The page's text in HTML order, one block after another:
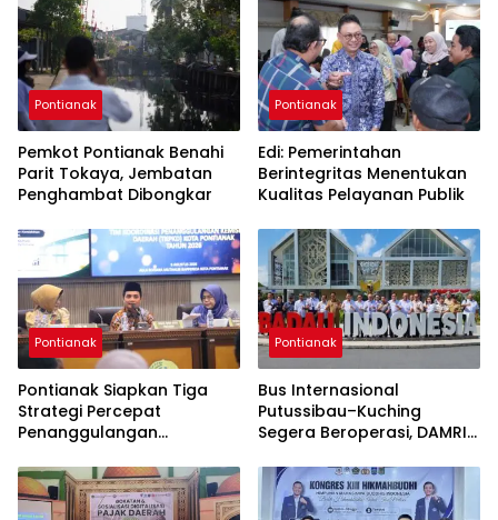
Pontianak
Pemkot Pontianak Benahi
Parit Tokaya, Jembatan
Penghambat Dibongkar
Pontianak
Edi: Pemerintahan
Berintegritas Menentukan
Kualitas Pelayanan Publik
Pontianak
Pontianak Siapkan Tiga
Strategi Percepat
Penanggulangan
Pontianak
Bus Internasional
Putussibau–Kuching
Segera Beroperasi, DAMRI
Sarawak